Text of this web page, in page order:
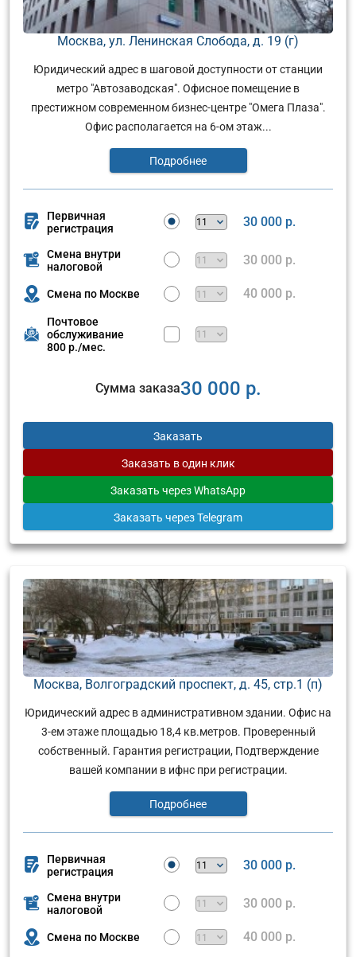
Москва, ул. Ленинская Слобода, д. 19 (г)
Юридический адрес в шаговой доступности от станции
метро "Автозаводская". Офисное помещение в
престижном современном бизнес-центре "Омега Плаза".
Офис располагается на 6-ом этаж...
Подробнее
Первичная
регистрация
30 000 р.
Смена внутри
налоговой
30 000 р.
Смена по Москве 40 000 р.
Почтовое
обслуживание
800 р./мес.
Сумма заказа30 000 р.
Заказать
Заказать в один клик
Заказать через WhatsApp
Заказать через Telegram
Москва, Волгоградский проспект, д. 45, стр.1 (п)
Юридический адрес в административном здании. Офис на
3-ем этаже площадью 18,4 кв.метров. Проверенный
собственный. Гарантия регистрации, Подтверждение
вашей компании в ифнс при регистрации.
Подробнее
Первичная
регистрация
30 000 р.
Смена внутри
налоговой
30 000 р.
Смена по Москве 40 000 р.